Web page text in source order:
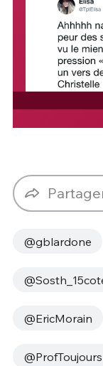
@gblardone
@EricMorain
@ProfToujours